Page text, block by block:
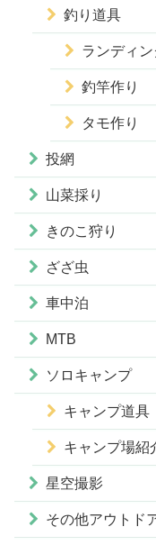
釣り道具
ランディ
釣竿作り
タモ作り
投網
山菜採り
きのこ狩り
ざざ虫
車中泊
MTB
ソロキャンプ
キャンプ道具
キャンプ場紹
星空撮影
その他アウトド